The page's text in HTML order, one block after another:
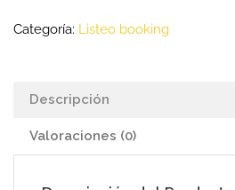
Categoría: Listeo booking
Descripción
Valoraciones (0)